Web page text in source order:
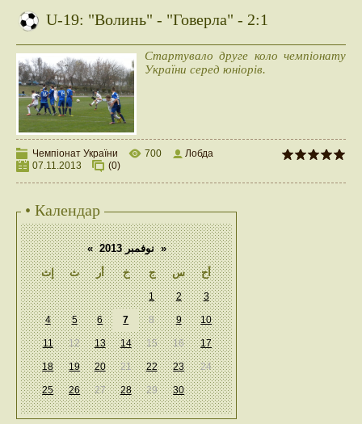
U-19: "Волинь" - "Говерла" - 2:1
Стартувало друге коло чемпіонату
України серед юніорів.
Чемпіонат України 700
Лобда
07.11.2013
(0)
• Календар
« نوفمبر 2013 »
إث
ث أر خ ج س أح
1 2 3
4 5 6 7 8 9 10
11 12 13 14 15 16 17
18 19 20 21 22 23 24
25 26 27 28 29 30